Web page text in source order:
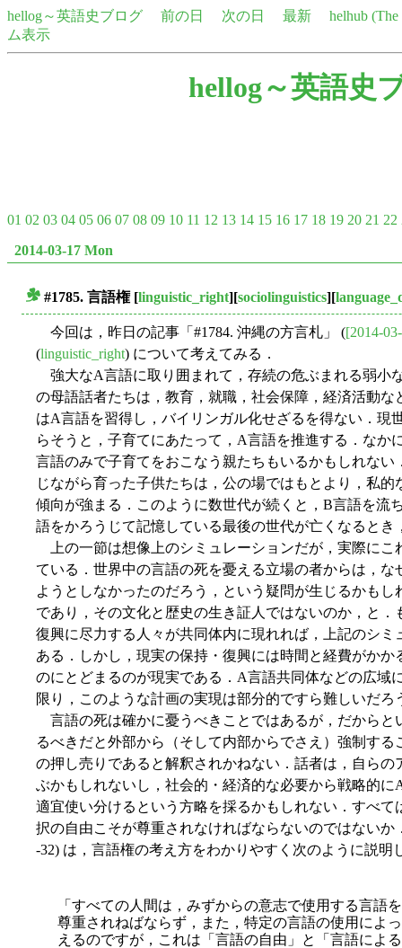
hellog～英語史ブログ 前の日 次の日 最新
helhub
ム表示
hellog～英語史
01 02 03 04 05 06 07 08 09 10 11 12 13 14 15 16 17 18 19 20 21 22
2014-03-17 Mon
#1785. 言語権[linguistic_right][sociolinguistics][
今回は，昨日の記事「#1784. 沖縄の方言札」 ([2014-
(linguistic_right) について考えてみる．
強大なA言語に取り囲まれて，存続の危ぶまれる弱小
の母語話者たちは，教育，就職，社会保障，経済活動
はA言語を習得し，バイリンガル化せざるを得ない．現
らそうと，子育てにあたって，A言語を推進する．なか
言語のみで子育てをおこなう親たちもいるかもしれな
じながら育った子供たちは，公の場ではもとより，私
傾向が強まる．このように数世代が続くと，B言語を流
語をかろうじて記憶している最後の世代が亡くなると
上の一節は想像上のシミュレーションだが，実際にこ
ている．世界中の言語の死を憂える立場の者からは，
ようとしなかったのだろう，という疑問が生じるかも
であり，その文化と歴史の生き証人ではないのか，と
復興に尽力する人々が共同体内に現れれば，上記のシ
ある．しかし，現実の保持・復興には時間と経費がか
のにとどまるのが現実である．A言語共同体などの広域
限り，このような計画の実現は部分的ですら難しいだろ
言語の死は確かに憂うべきことではあるが，だからと
るべきだと外部から（そして内部からでさえ）強制す
の押し売りであると解釈されかねない．話者は，自ら
ぶかもしれないし，社会的・経済的な必要から戦略的
適宜使い分けるという方略を採るかもしれない．すべ
択の自由こそが尊重されなければならないのではない
-32) は，言語権の考え方をわかりやすく次のように説明
「すべての人間は，みずからの意志で使用する言語
尊重されねばならず，また，特定の言語の使用によ
えるのですが，これは「言語の自由」と「言語によ